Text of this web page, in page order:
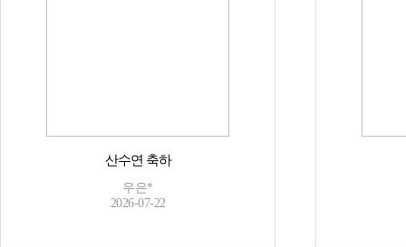
산수연 축하
우은*
2026-07-22